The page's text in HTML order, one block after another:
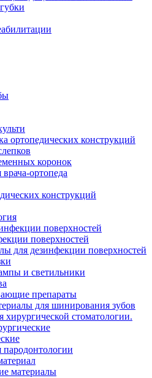
ортопедических конструкций
коронок
ортопеда
конструкций
поверхностей
поверхностей
для дезинфекции поверхностей
и светильники
препараты
для шинирования зубов
хирургической стоматологии.
материалы